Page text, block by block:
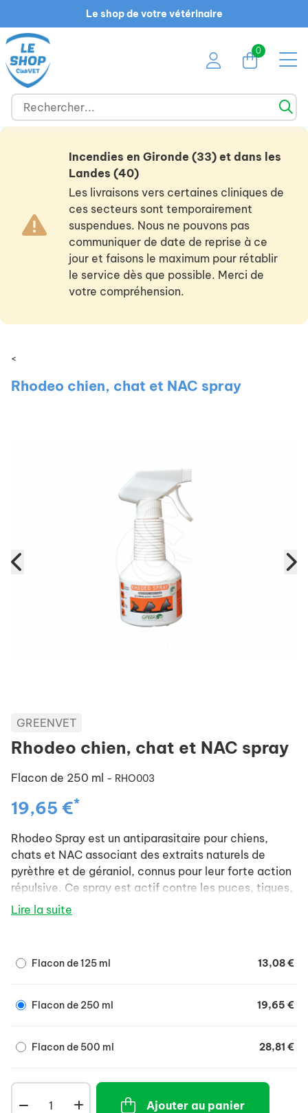
Le shop de votre vétérinaire
0
Incendies en Gironde (33) et dans les
Landes (40)
Les livraisons vers certaines cliniques de
ces secteurs sont temporairement
suspendues. Nous ne pouvons pas
communiquer de date de reprise à ce
jour et faisons le maximum pour rétablir
le service dès que possible. Merci de
votre compréhension.
<
Rhodeo chien, chat et NAC spray
GREENVET
Rhodeo chien, chat et NAC spray
Flacon de 250 ml - RHO003
19,65 €*
Rhodeo Spray est un antiparasitaire pour chiens,
chats et NAC associant des extraits naturels de
pyrèthre et de géraniol, connus pour leur forte action
répulsive. Ce spray est actif contre les puces, tiques,
poux et phlébotomes.
Lire la suite
Flacon de 125 ml 13,08 €
Flacon de 250 ml 19,65 €
Flacon de 500 ml 28,81 €
Ajouter au panier